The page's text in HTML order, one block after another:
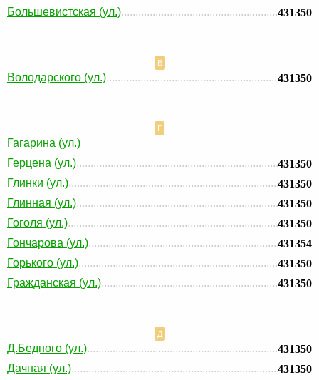
Большевистская (ул.)
431350
В
Володарского (ул.) 431350
Г
Гагарина (ул.)
Герцена (ул.)
431350
Глинки (ул.)
431350
Глинная (ул.)
431350
Гоголя (ул.)
431350
Гончарова (ул.)
431354
Горького (ул.)
431350
Гражданская (ул.)
431350
Д
Д.Бедного (ул.)
431350
Дачная (ул.)
431350